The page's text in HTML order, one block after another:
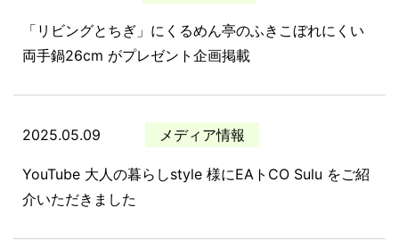
「リビングとちぎ」にくるめん亭のふきこぼれにくい
両手鍋26cm がプレゼント企画掲載
2025.05.09 メディア情報
YouTube 大人の暮らしstyle 様にEAトCO Sulu をご紹
介いただきました